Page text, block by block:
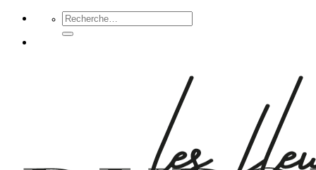
Passer
contenu
Recherche
pour :